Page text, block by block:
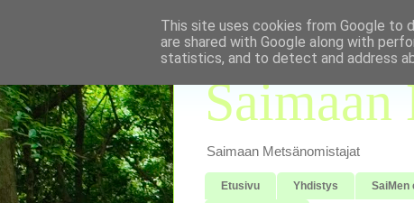
Saimaan
Saimaan Metsänomistajat
Etusivu Yhdistys SaiMen
This site uses cookies from Google to
are shared with Google along with
statistics, and to detect and address